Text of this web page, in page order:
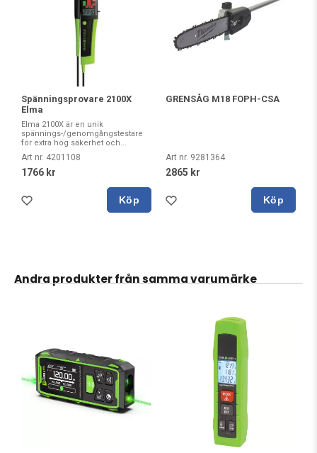
Spänningsprovare 2100X
Elma
Elma 2100X är en unik
spännings-/genomgångstestare
för extra hög säkerhet och...
Art nr. 4201108
1766 kr
Köp
GRENSÅG M18 FOPH-CSA
Art nr. 9281364
2865 kr
Köp
Andra produkter från samma varumärke